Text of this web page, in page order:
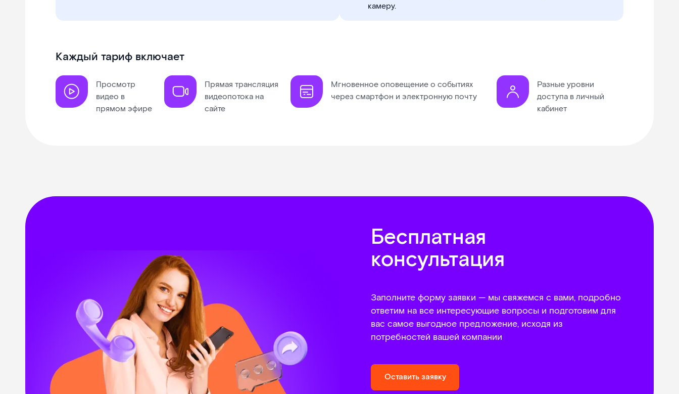
камеру.
Каждый тариф включает
Просмотр
видео в
прямом эфире
Прямая трансляция
видеопотока на
сайте
Мгновенное оповещение о событиях
через смартфон и электронную почту
Разные уровни
доступа в личный
кабинет
Бесплатная
консультация
Заполните форму заявки — мы свяжемся с вами, подробно
ответим на все интересующие вопросы и подготовим для
вас самое выгодное предложение, исходя из
потребностей вашей компании
Оставить заявку